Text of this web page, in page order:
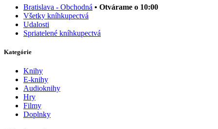
Bratislava - Obchodná • Otvárame o 10:00
Všetky kníhkupectvá
Udalosti
Spriatelené kníhkupectvá
Kategórie
Knihy
E-knihy
Audioknihy
Hry
Filmy
Doplnky